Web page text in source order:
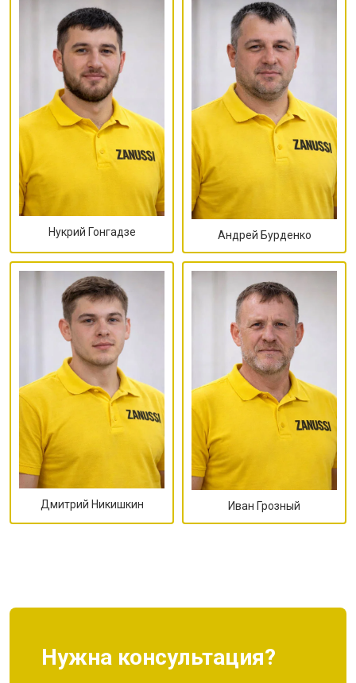
Нукрий Гонгадзе Андрей Бурденко
Дмитрий Никишкин Иван Грозный
Нужна консультация?